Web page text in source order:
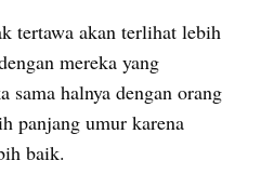
tertawa akan terlihat lebih
mereka yang
sama halnya dengan orang
panjang umur karena
baik.